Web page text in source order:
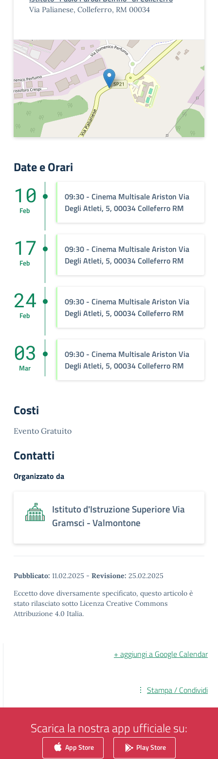
Via Palianese, Colleferro, RM 00034
Date e Orari
10
Feb
09:30 - Cinema Multisale Ariston Via
Degli Atleti, 5, 00034 Colleferro RM
17
Feb
09:30 - Cinema Multisale Ariston Via
Degli Atleti, 5, 00034 Colleferro RM
24
Feb
09:30 - Cinema Multisale Ariston Via
Degli Atleti, 5, 00034 Colleferro RM
03
Mar
09:30 - Cinema Multisale Ariston Via
Degli Atleti, 5, 00034 Colleferro RM
Costi
Evento Gratuito
Contatti
Organizzato da
Istituto d'Istruzione Superiore Via
Gramsci - Valmontone
Pubblicato: 11.02.2025 - Revisione: 25.02.2025
Eccetto dove diversamente specificato, questo articolo è
stato rilasciato sotto Licenza Creative Commons
Attribuzione 4.0 Italia.
+ aggiungi a Google Calendar
Stampa / Condividi
Scarica la nostra app ufficiale su:
App Store Play Store